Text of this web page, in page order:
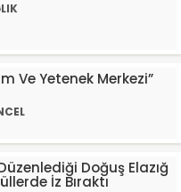
Ve Yetenek Merkezi”
Doğuş Elazığ
İz Bıraktı